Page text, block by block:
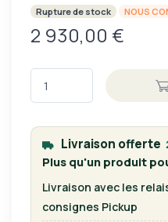
Rupture de stock NOUS
2 930,00 €
Livraison offerte
Plus qu'un produit
Livraison avec les
consignes Pickup